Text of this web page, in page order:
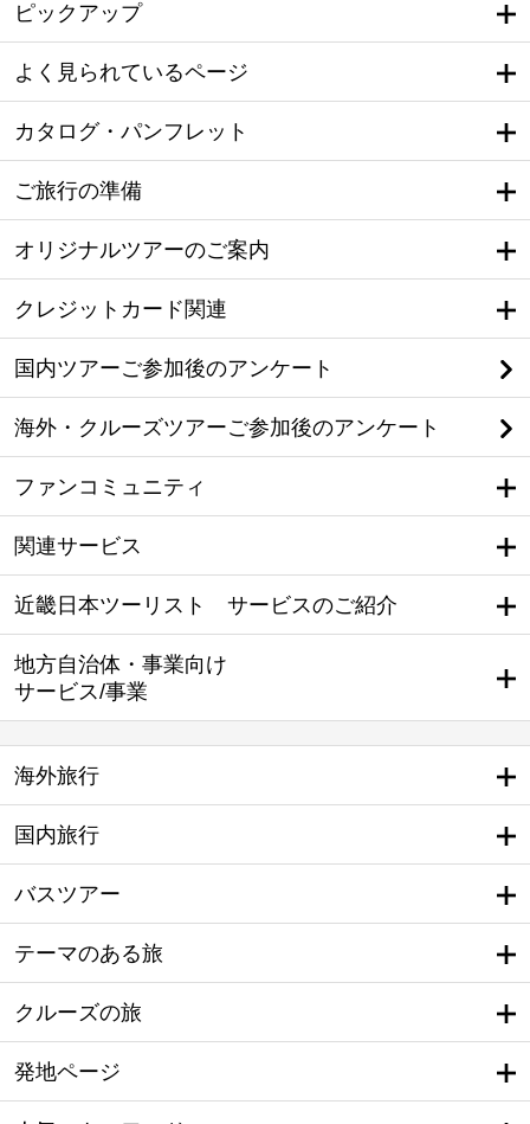
ピックアップ
よく見られているページ
カタログ・パンフレット
ご旅行の準備
オリジナルツアーのご案内
クレジットカード関連
国内ツアーご参加後のアンケート
海外・クルーズツアーご参加後のアンケート
ファンコミュニティ
関連サービス
近畿日本ツーリスト サービスのご紹介
地方自治体・事業向け
サービス/事業
海外旅行
国内旅行
バスツアー
テーマのある旅
クルーズの旅
発地ページ